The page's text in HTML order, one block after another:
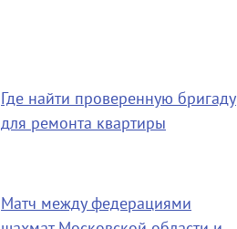
Где найти проверенную бригаду
для ремонта квартиры
Матч между федерациями